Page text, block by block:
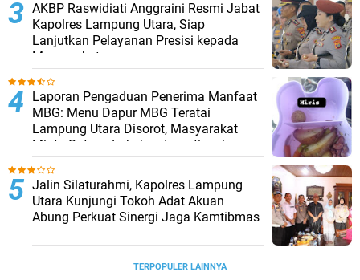
AKBP Raswidiati Anggraini Resmi Jabat
Kapolres Lampung Utara, Siap
Lanjutkan Pelayanan Presisi kepada
Masyarakat
Laporan Pengaduan Penerima Manfaat
MBG: Menu Dapur MBG Teratai
Lampung Utara Disorot, Masyarakat
Minta Satgas Lakukan Investigasi
Jalin Silaturahmi, Kapolres Lampung
Utara Kunjungi Tokoh Adat Akuan
Abung Perkuat Sinergi Jaga Kamtibmas
TERPOPULER LAINNYA